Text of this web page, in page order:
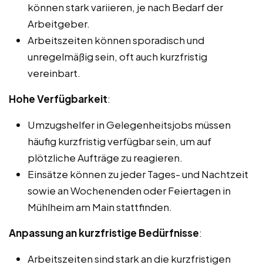
können stark variieren, je nach Bedarf der
Arbeitgeber.
Arbeitszeiten können sporadisch und
unregelmäßig sein, oft auch kurzfristig
vereinbart.
Hohe Verfügbarkeit:
Umzugshelfer in Gelegenheitsjobs müssen
häufig kurzfristig verfügbar sein, um auf
plötzliche Aufträge zu reagieren.
Einsätze können zu jeder Tages- und Nachtzeit
sowie an Wochenenden oder Feiertagen in
Mühlheim am Main stattfinden.
Anpassung an kurzfristige Bedürfnisse:
Arbeitszeiten sind stark an die kurzfristigen